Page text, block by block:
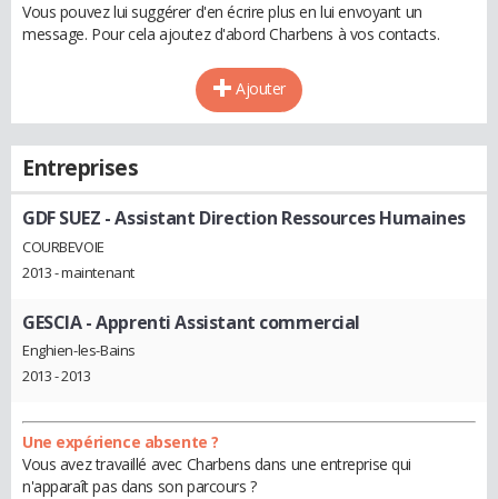
Vous pouvez lui suggérer d'en écrire plus en lui envoyant un
message. Pour cela ajoutez d'abord Charbens à vos contacts.
Ajouter
Entreprises
GDF SUEZ - Assistant Direction Ressources Humaines
COURBEVOIE
2013 - maintenant
GESCIA- Apprenti Assistant commercial
Enghien-les-Bains
2013 - 2013
Une expérience absente ?
Vous avez travaillé avec Charbens dans une entreprise qui
n'apparaît pas dans son parcours ?